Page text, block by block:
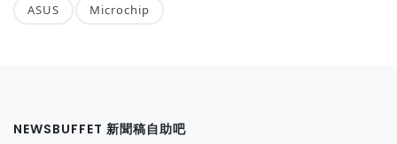
ASUS Microchip
NEWSBUFFET 新聞稿自助吧